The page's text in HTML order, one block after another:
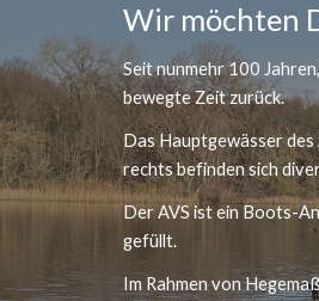
Wir möchten
Seit nunmehr 100
bewegte Zeit zurück.
Das Hauptgewässer
rechts befinden sich
Der AVS ist ein Boots-
gefüllt.
Im Rahmen von